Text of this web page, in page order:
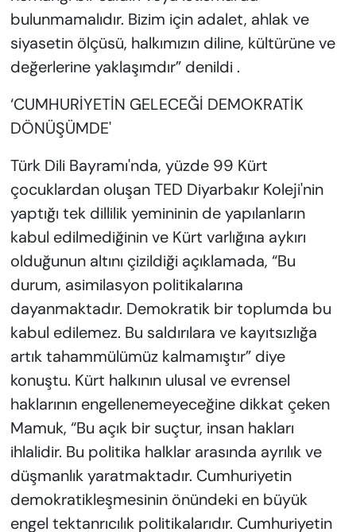
bulunmamalıdır. Bizim için adalet, ahlak ve
siyasetin ölçüsü, halkımızın diline, kültürüne ve
değerlerine yaklaşımdır” denildi .
‘CUMHURİYETİN GELECEĞİ DEMOKRATİK
DÖNÜŞÜMDE'
Türk Dili Bayramı'nda, yüzde 99 Kürt
çocuklardan oluşan TED Diyarbakır Koleji'nin
yaptığı tek dillilik yemininin de yapılanların
kabul edilmediğinin ve Kürt varlığına aykırı
olduğunun altını çizildiği açıklamada, “Bu
durum, asimilasyon politikalarına
dayanmaktadır. Demokratik bir toplumda bu
kabul edilemez. Bu saldırılara ve kayıtsızlığa
artık tahammülümüz kalmamıştır” diye
konuştu. Kürt halkının ulusal ve evrensel
haklarının engellenemeyeceğine dikkat çeken
Mamuk, “Bu açık bir suçtur, insan hakları
ihlalidir. Bu politika halklar arasında ayrılık ve
düşmanlık yaratmaktadır. Cumhuriyetin
demokratikleşmesinin önündeki en büyük
engel tektanrıcılık politikalarıdır. Cumhuriyetin